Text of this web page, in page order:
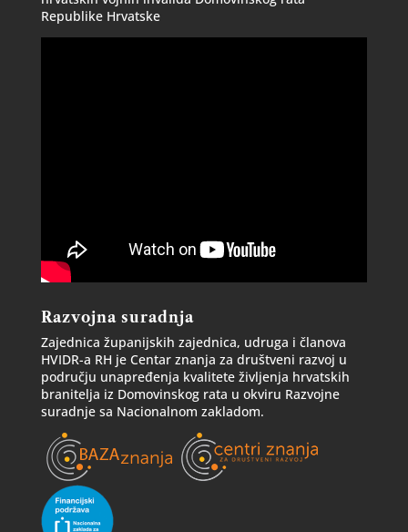
Republike Hrvatske
Razvojna suradnja
Zajednica županijskih zajednica, udruga i članova
HVIDR-a RH je Centar znanja za društveni razvoj u
području unapređenja kvalitete življenja hrvatskih
branitelja iz Domovinskog rata u okviru Razvojne
suradnje sa Nacionalnom zakladom.